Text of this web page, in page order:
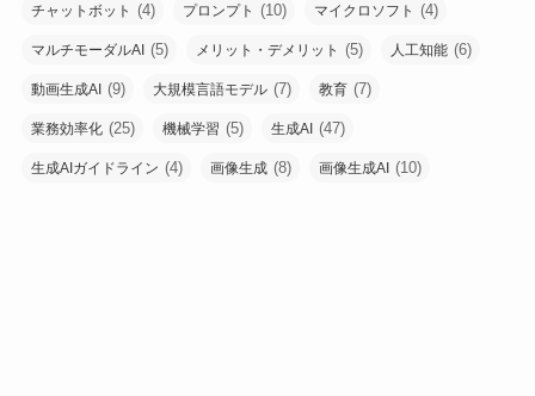
チャットボット (4) プロンプト (10) マイクロソフト (4)
マルチモーダルAI (5) メリット・デメリット (5) 人工知能 (6)
動画生成AI (9) 大規模言語モデル (7) 教育 (7)
業務効率化 (25) 機械学習 (5) 生成AI (47)
生成AIガイドライン (4) 画像生成 (8) 画像生成AI (10)